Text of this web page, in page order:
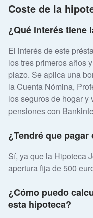
Coste de la
¿Qué interés tiene
El interés de este
los tres primeros años
plazo. Se aplica una
la Cuenta Nómina,
los seguros de hogar y
pensiones con
¿Tendré que
Sí, ya que la Hipoteca
apertura fija de 500
¿Cómo puedo
esta hipoteca?